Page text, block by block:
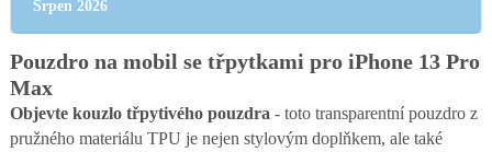
Srpen 2026
Pouzdro na mobil se třpytkami pro iPhone 13 Pro
Max
Objevte kouzlo třpytivého pouzdra - toto transparentní pouzdro z
pružného materiálu TPU je nejen stylovým doplňkem, ale také